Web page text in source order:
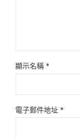
顯示名稱 *
電子郵件地址 *